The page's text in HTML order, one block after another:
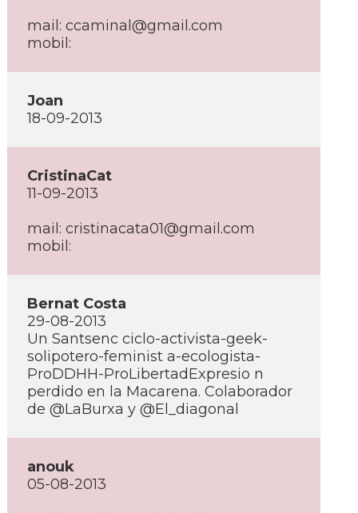
mail: ccaminal@gmail.com
mobil:
Joan
18-09-2013
CristinaCat
11-09-2013
mail: cristinacata01@gmail.com
mobil:
Bernat Costa
29-08-2013
Un Santsenc ciclo-activista-geek-
solipotero-feminist a-ecologista-
ProDDHH-ProLibertadExpresio n
perdido en la Macarena. Colaborador
de @LaBurxa y @El_diagonal
anouk
05-08-2013